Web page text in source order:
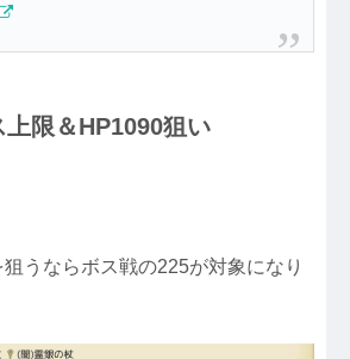
上限＆HP1090狙い
うならボス戦の225が対象になり